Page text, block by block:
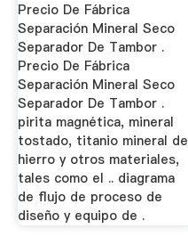
Precio De Fábrica
Separación Mineral Seco
Separador De Tambor .
Precio De Fábrica
Separación Mineral Seco
Separador De Tambor .
pirita magnética, mineral
tostado, titanio mineral de
hierro y otros materiales,
tales como el .. diagrama
de flujo de proceso de
diseño y equipo de .